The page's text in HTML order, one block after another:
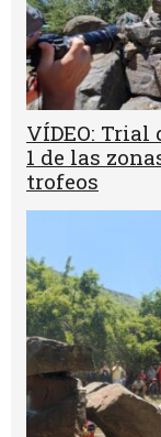
VÍDEO: Trial
1 de las
trofeos